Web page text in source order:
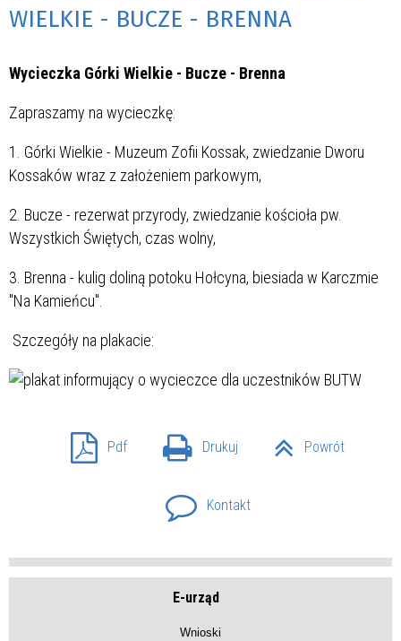
WIELKIE - BUCZE - BRENNA
Wycieczka Górki Wielkie - Bucze - Brenna
Zapraszamy na wycieczkę:
1. Górki Wielkie - Muzeum Zofii Kossak, zwiedzanie Dworu
Kossaków wraz z założeniem parkowym,
2. Bucze - rezerwat przyrody, zwiedzanie kościoła pw.
Wszystkich Świętych, czas wolny,
3. Brenna - kulig doliną potoku Hołcyna, biesiada w Karczmie
"Na Kamieńcu".
Szczegóły na plakacie:
Pdf Drukuj Powrót
Kontakt
E-urząd
Wnioski